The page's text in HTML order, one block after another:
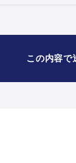
この内容で